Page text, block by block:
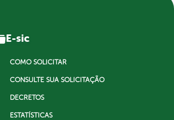
E-sic
COMO SOLICITAR
CONSULTE SUA SOLICITAÇÃO
DECRETOS
ESTATÍSTICAS